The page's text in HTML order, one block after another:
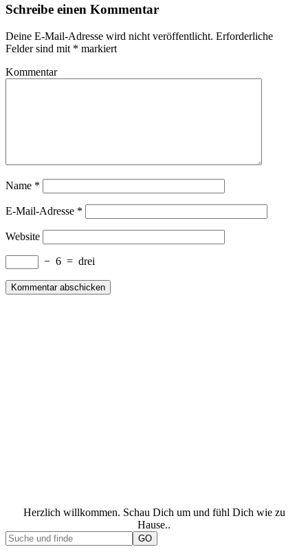
Schreibe einen Kommentar
Deine E-Mail-Adresse wird nicht veröffentlicht. Erforderliche
Felder sind mit * markiert
Kommentar
Name *
E-Mail-Adresse *
Website
− 6 = drei
Herzlich willkommen. Schau Dich um und fühl Dich wie zu
Hause..